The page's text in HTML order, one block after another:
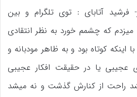
فرشید آتابای : توی تلگرام و بین
میزدم که چشمم خورد به نظر انتقادی
اینکه کوتاه بود و به ظاهر مودبانه و
عجیبی یا در حقیقت افکار عجیبی
راحت از کنارش گذشت و نه میشد